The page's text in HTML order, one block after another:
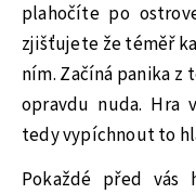
plahočíte po
zjišťujete že téměř
ním. Začíná panika z
opravdu nuda. Hra
tedy vypíchnout to
Pokaždé před